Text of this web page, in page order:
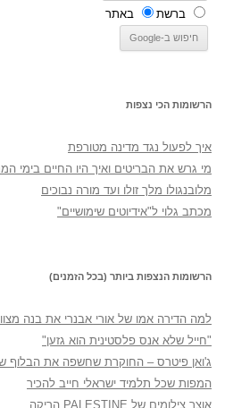
ברשת באתר
הרשומות הכי נצפות
איך לפעול נגד מדינה מטורפת
מי גרש את הבריטים ואיך היו החיים בימי
מלובנגולו מלך זולו ועד מורה נבוכים
מכתב גלוי ל"אידיוטים שימושיים"
הרשומות הנצפות ביותר (בכל הזמנים)
למה הדירה אמו של אורי אבנרי את בנה
"חייל שלא אנס פלסטינית הוא גזען"
ג'ואן פיטרס – החוקרת שחשפה את הבלוף
המפות שכל תלמיד ישראלי חייב להכיר
אוצר צילומים של PALESTINE הריקה